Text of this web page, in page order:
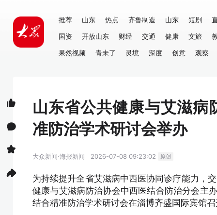
推荐 山东 热点 齐鲁制造 山东 短剧
国资
开放山东 财经 交通 健康 文旅
果然视频
青未了 灵境 深度 创意 观察
山东省公共健康与艾滋病
准防治学术研讨会举办
大众新闻·海报新闻 2026-07-08 09:23:02 原创
为持续提升全省艾滋病中西医协同诊疗能力，
健康与艾滋病防治协会中西医结合防治分会主
结合精准防治学术研讨会在淄博齐盛国际宾馆